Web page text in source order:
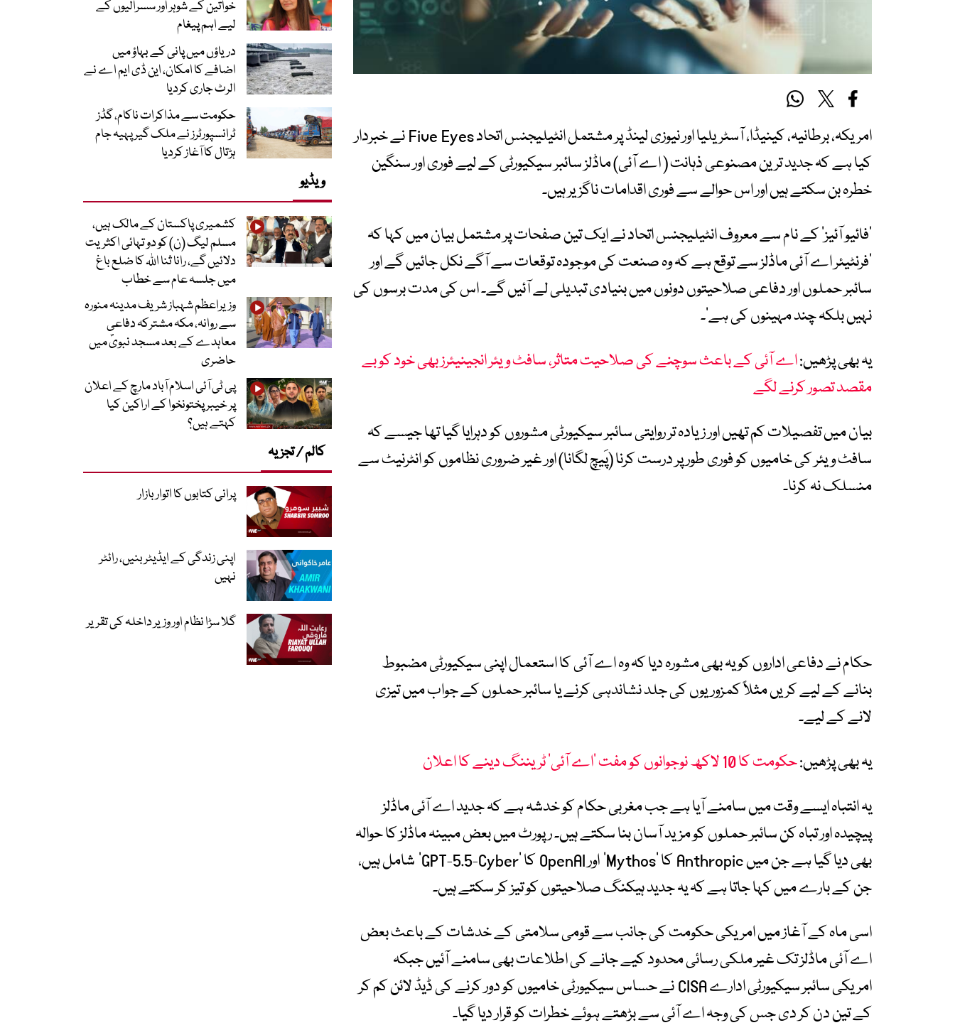
امریکہ، برطانیہ، کینیڈا، آسٹریلیا اور نیوزی لینڈ پر مشتمل انٹیلیجنس اتحاد Five Eyes نے خبردار
کیا ہے کہ جدید ترین مصنوعی ذہانت ( اے آئی) ماڈلز سائبر سیکیورٹی کے لیے فوری اور سنگین
خطرہ بن سکتے ہیں اور اس حوالے سے فوری اقدامات ناگزیر ہیں۔
’فائیو آئیز‘ کے نام سے معروف انٹیلیجنس اتحاد نے ایک تین صفحات پر مشتمل بیان میں کہا کہ
’فرنٹیئر اے آئی ماڈلز سے توقع ہے کہ وہ صنعت کی موجودہ توقعات سے آگے نکل جائیں گے اور
سائبر حملوں اور دفاعی صلاحیتوں دونوں میں بنیادی تبدیلی لے آئیں گے۔ اس کی مدت برسوں کی
نہیں بلکہ چند مہینوں کی ہے‘۔
یہ بھی پڑھیں:اے آئی کے باعث سوچنے کی صلاحیت متاثر، سافٹ ویئر انجینیئرز بھی خود کو بے
مقصد تصور کرنے لگے
بیان میں تفصیلات کم تھیں اور زیادہ تر روایتی سائبر سیکیورٹی مشوروں کو دہرایا گیا تھا جیسے کہ
سافٹ ویئر کی خامیوں کو فوری طور پر درست کرنا (پَیچ لگانا) اور غیر ضروری نظاموں کو انٹرنیٹ سے
منسلک نہ کرنا۔
حکام نے دفاعی اداروں کو یہ بھی مشورہ دیا کہ وہ اے آئی کا استعمال اپنی سیکیورٹی مضبوط
بنانے کے لیے کریں مثلاً کمزوریوں کی جلد نشاندہی کرنے یا سائبر حملوں کے جواب میں تیزی
لانے کے لیے۔
یہ بھی پڑھیں:حکومت کا 10 لاکھ نوجوانوں کو مفت ’اے آئی‘ ٹریننگ دینے کا اعلان
یہ انتباہ ایسے وقت میں سامنے آیا ہے جب مغربی حکام کو خدشہ ہے کہ جدید اے آئی ماڈلز
پیچیدہ اور تباہ کن سائبر حملوں کو مزید آسان بنا سکتے ہیں۔ رپورٹ میں بعض مبینہ ماڈلز کا حوالہ
بھی دیا گیا ہے جن میں Anthropic کا ‘Mythos’ اور OpenAI کا ‘GPT-5.5-Cyber’ شامل ہیں،
جن کے بارے میں کہا جاتا ہے کہ یہ جدید ہیکنگ صلاحیتوں کو تیز کر سکتے ہیں۔
اسی ماہ کے آغاز میں امریکی حکومت کی جانب سے قومی سلامتی کے خدشات کے باعث بعض
اے آئی ماڈلز تک غیر ملکی رسائی محدود کیے جانے کی اطلاعات بھی سامنے آئیں جبکہ
امریکی سائبر سیکیورٹی ادارے CISA نے حساس سیکیورٹی خامیوں کو دور کرنے کی ڈیڈ لائن کم کر
کے تین دن کر دی جس کی وجہ اے آئی سے بڑھتے ہوئے خطرات کو قرار دیا گیا۔
خواتین کے شوہر اور سسرالیوں کے
لیے اہم پیغام
دریاؤں میں پانی کے بہاؤ میں
اضافے کا امکان، این ڈی ایم اے نے
الرٹ جاری کردیا
حکومت سے مذاکرات ناکام، گڈز
ٹرانسپورٹرز نے ملک گیر پہیہ جام
ہڑتال کا آغاز کردیا
ویڈیو
کشمیری پاکستان کے مالک ہیں،
مسلم لیگ (ن) کو دو تہائی اکثریت
دلائیں گے، رانا ثنا اللہ کا ضلع باغ
میں جلسہ عام سے خطاب
وزیراعظم شہباز شریف مدینہ منورہ
سے روانہ، مکہ مشترکہ دفاعی
معاہدے کے بعد مسجد نبویؐ میں
حاضری
پی ٹی آئی اسلام آباد مارچ کے اعلان
پر خیبر پختونخوا کے اراکین کیا
کہتے ہیں؟
کالم / تجزیہ
پرانی کتابوں کا اتوار بازار
اپنی زندگی کے ایڈیٹر بنیں، رائٹر
نہیں
گلا سڑا نظام اور وزیر داخلہ کی تقریر